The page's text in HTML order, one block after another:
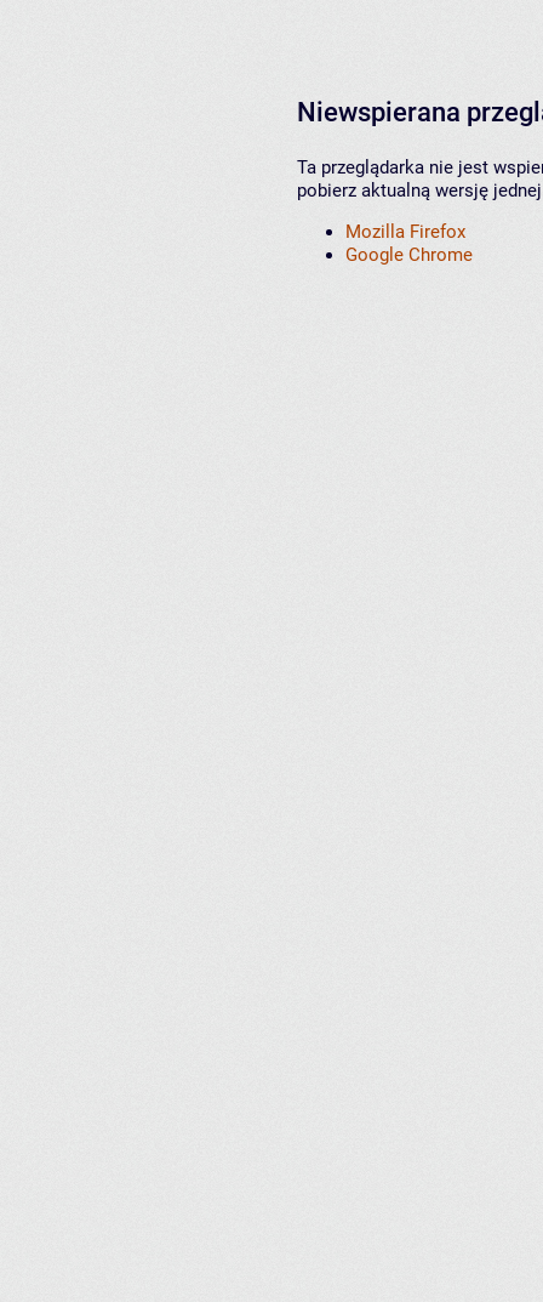
Niewspierana
Ta przeglądarka nie jest
pobierz aktualną wersję
Mozilla Firefox
Google Chrome